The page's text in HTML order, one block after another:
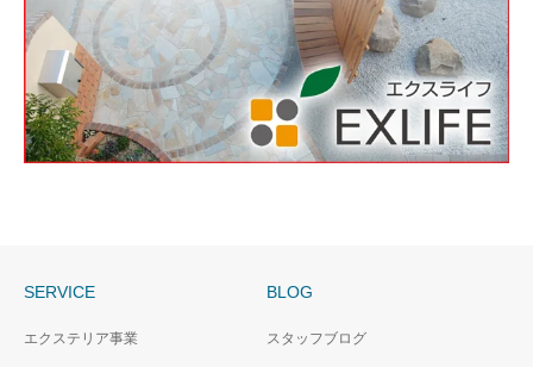
SERVICE
エクステリア事業
BLOG
スタッフブログ